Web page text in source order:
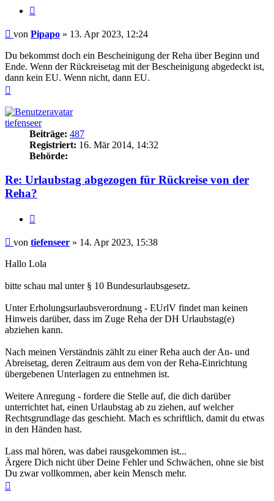
Beitrag
von Pipapo » 13. Apr 2023, 12:24
Du bekommst doch ein Bescheinigung der Reha über Beginn und
Ende. Wenn der Rückreisetag mit der Bescheinigung abgedeckt ist,
dann kein EU. Wenn nicht, dann EU.
tiefenseer
Beiträge: 487
Registriert: 16. Mär 2014, 14:32
Behörde:
Re: Urlaubstag abgezogen für Rückreise von der
Reha?
Beitrag
von tiefenseer » 14. Apr 2023, 15:38
Hallo Lola
bitte schau mal unter § 10 Bundesurlaubsgesetz.
Unter Erholungsurlaubsverordnung - EUrlV findet man keinen
Hinweis darüber, dass im Zuge Reha der DH Urlaubstag(e)
abziehen kann.
Nach meinen Verständnis zählt zu einer Reha auch der An- und
Abreisetag, deren Zeitraum aus dem von der Reha-Einrichtung
übergebenen Unterlagen zu entnehmen ist.
Weitere Anregung - fordere die Stelle auf, die dich darüber
unterrichtet hat, einen Urlaubstag ab zu ziehen, auf welcher
Rechtsgrundlage das geschieht. Mach es schriftlich, damit du etwas
in den Händen hast.
Lass mal hören, was dabei rausgekommen ist...
Ärgere Dich nicht über Deine Fehler und Schwächen, ohne sie bist
Du zwar vollkommen, aber kein Mensch mehr.